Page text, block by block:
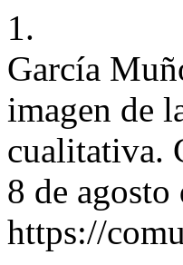
1.
García
imagen de
cualitativa.
8 de
https://